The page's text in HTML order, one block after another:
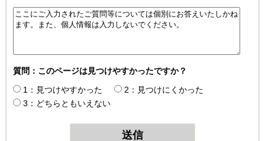
質問：このページは見つけやすかったですか？
1：見つけやすかった
2：見つけにくかった
3：どちらともいえない